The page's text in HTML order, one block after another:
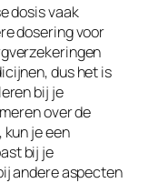
dosis vaak
dosering voor
dus het is
bij je
over de
je een
bij je
andere aspecten